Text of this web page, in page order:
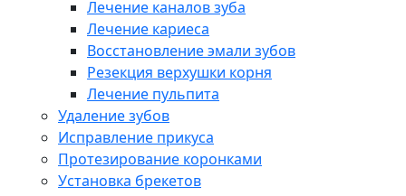
Лечение каналов зуба
Лечение кариеса
Восстановление эмали зубов
Резекция верхушки корня
Лечение пульпита
Удаление зубов
Исправление прикуса
Протезирование коронками
Установка брекетов